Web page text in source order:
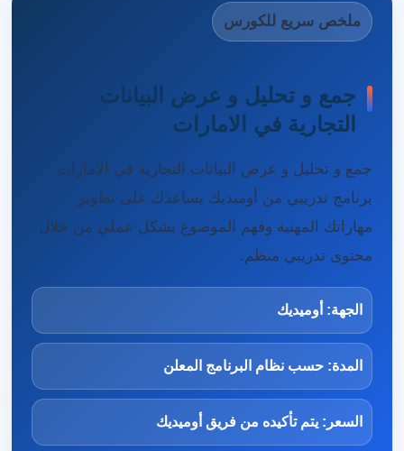
ملخص سريع للكورس
جمع و تحليل و عرض البيانات
التجارية في الامارات
جمع و تحليل و عرض البيانات التجارية في الامارات
برنامج تدريبي من أوميديك يساعدك على تطوير
مهاراتك المهنية وفهم الموضوع بشكل عملي من خلال
محتوى تدريبي منظم.
الجهة: أوميديك
المدة: حسب نظام البرنامج المعلن
السعر: يتم تأكيده من فريق أوميديك